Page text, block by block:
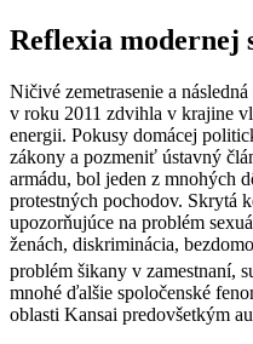
Reflexia modernej
Ničivé zemetrasenie a
v roku 2011 zdvihla v krajine
energii. Pokusy domácej
zákony a pozmeniť ústavný
armádu, bol jeden z mnohých
protestných pochodov. Skrytá
upozorňujúce na problém
ženách, diskriminácia,
problém šikany v zamestnaní,
mnohé ďalšie spoločenské
oblasti Kansai predovšetkým